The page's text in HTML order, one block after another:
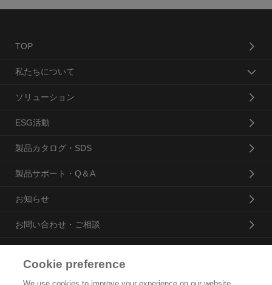
TOP
私たちについて
ソリューション
ESG活動
製品カタログ・SDS
製品サポート・Q＆A
お知らせ
お問い合わせ・ご相談
Cookie preference